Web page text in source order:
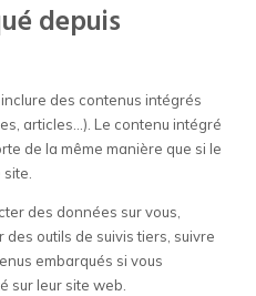
depuis
des contenus intégrés
articles…). Le contenu intégré
de la même manière que si le
des données sur vous,
outils de suivis tiers, suivre
embarqués si vous
sur leur site web.